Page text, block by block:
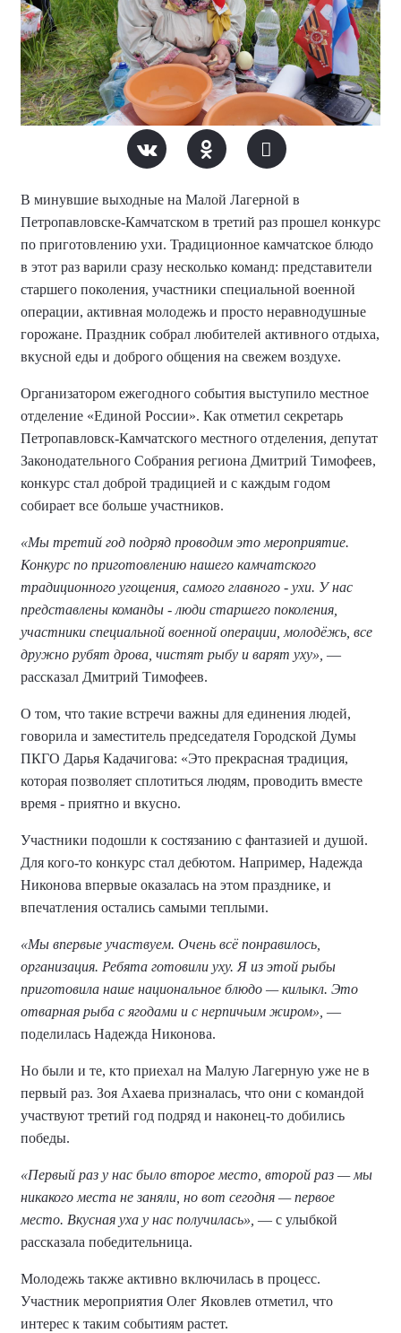
В минувшие выходные на Малой Лагерной в
Петропавловске-Камчатском в третий раз прошел конкурс
по приготовлению ухи. Традиционное камчатское блюдо
в этот раз варили сразу несколько команд: представители
старшего поколения, участники специальной военной
операции, активная молодежь и просто неравнодушные
горожане. Праздник собрал любителей активного отдыха,
вкусной еды и доброго общения на свежем воздухе.
Организатором ежегодного события выступило местное
отделение «Единой России». Как отметил секретарь
Петропавловск-Камчатского местного отделения, депутат
Законодательного Собрания региона Дмитрий Тимофеев,
конкурс стал доброй традицией и с каждым годом
собирает все больше участников.
«Мы третий год подряд проводим это мероприятие.
Конкурс по приготовлению нашего камчатского
традиционного угощения, самого главного - ухи. У нас
представлены команды - люди старшего поколения,
участники специальной военной операции, молодёжь, все
дружно рубят дрова, чистят рыбу и варят уху», —
рассказал Дмитрий Тимофеев.
О том, что такие встречи важны для единения людей,
говорила и заместитель председателя Городской Думы
ПКГО Дарья Кадачигова: «Это прекрасная традиция,
которая позволяет сплотиться людям, проводить вместе
время - приятно и вкусно.
Участники подошли к состязанию с фантазией и душой.
Для кого-то конкурс стал дебютом. Например, Надежда
Никонова впервые оказалась на этом празднике, и
впечатления остались самыми теплыми.
«Мы впервые участвуем. Очень всё понравилось,
организация. Ребята готовили уху. Я из этой рыбы
приготовила наше национальное блюдо — килыкл. Это
отварная рыба с ягодами и с нерпичьим жиром», —
поделилась Надежда Никонова.
Но были и те, кто приехал на Малую Лагерную уже не в
первый раз. Зоя Ахаева призналась, что они с командой
участвуют третий год подряд и наконец-то добились
победы.
«Первый раз у нас было второе место, второй раз — мы
никакого места не заняли, но вот сегодня — первое
место. Вкусная уха у нас получилась», — с улыбкой
рассказала победительница.
Молодежь также активно включилась в процесс.
Участник мероприятия Олег Яковлев отметил, что
интерес к таким событиям растет.